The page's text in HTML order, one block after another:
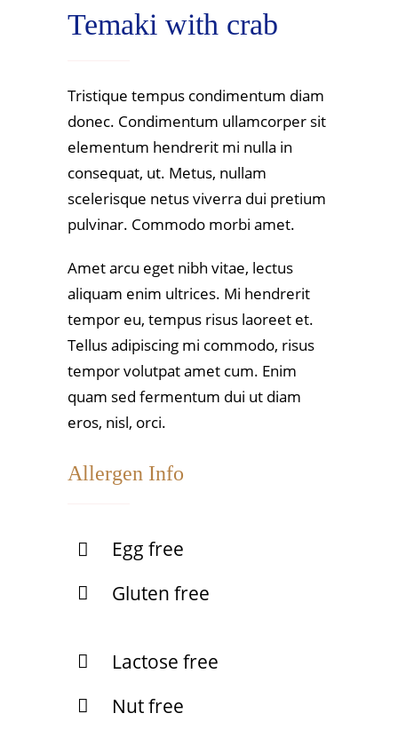
Temaki with crab
Tristique tempus condimentum diam
donec. Condimentum ullamcorper sit
elementum hendrerit mi nulla in
consequat, ut. Metus, nullam
scelerisque netus viverra dui pretium
pulvinar. Commodo morbi amet.
Amet arcu eget nibh vitae, lectus
aliquam enim ultrices. Mi hendrerit
tempor eu, tempus risus laoreet et.
Tellus adipiscing mi commodo, risus
tempor volutpat amet cum. Enim
quam sed fermentum dui ut diam
eros, nisl, orci.
Allergen Info
Egg free
Gluten free
Lactose free
Nut free